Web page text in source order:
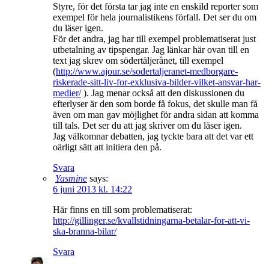
Styre, för det första tar jag inte en enskild reporter som
exempel för hela journalistikens förfall. Det ser du om
du läser igen.
För det andra, jag har till exempel problematiserat just
utbetalning av tipspengar. Jag länkar här ovan till en
text jag skrev om södertäljerånet, till exempel
(http://www.ajour.se/sodertaljeranet-medborgare-
riskerade-sitt-liv-for-exklusiva-bilder-vilket-ansvar-har-
medier/). Jag menar också att den diskussionen du
efterlyser är den som borde få fokus, det skulle man få
även om man gav möjlighet för andra sidan att komma
till tals. Det ser du att jag skriver om du läser igen.
Jag välkomnar debatten, jag tyckte bara att det var ett
oärligt sätt att initiera den på.
Svara
Yasmine says:
6 juni 2013 kl. 14:22
Här finns en till som problematiserat:
http://gillinger.se/kvallstidningarna-betalar-for-att-vi-
ska-branna-bilar/
Svara